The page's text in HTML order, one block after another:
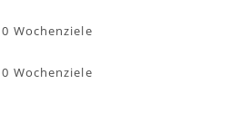
0 Wochenziele
0 Wochenziele